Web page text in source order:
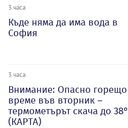
3 часа
Къде няма да има вода в
София
3 часа
Внимание: Опасно горещо
време във вторник –
термометърът скача до 38°
(КАРТА)